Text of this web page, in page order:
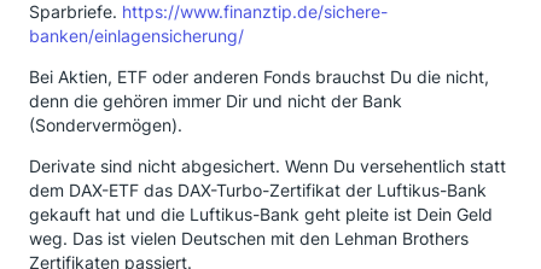
Sparbriefe. https://www.finanztip.de/sichere-
banken/einlagensicherung/
Bei Aktien, ETF oder anderen Fonds brauchst Du die nicht,
denn die gehören immer Dir und nicht der Bank
(Sondervermögen).
Derivate sind nicht abgesichert. Wenn Du versehentlich statt
dem DAX-ETF das DAX-Turbo-Zertifikat der Luftikus-Bank
gekauft hat und die Luftikus-Bank geht pleite ist Dein Geld
weg. Das ist vielen Deutschen mit den Lehman Brothers
Zertifikaten passiert.